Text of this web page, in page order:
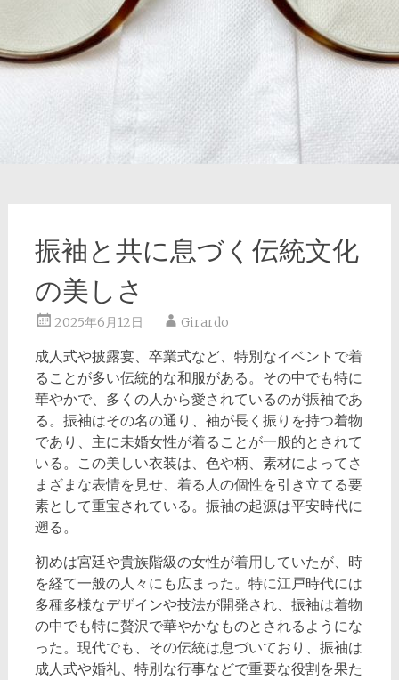
振袖と共に息づく伝統文化
の美しさ
2025年6月12日 Girardo
成人式や披露宴、卒業式など、特別なイベントで着
ることが多い伝統的な和服がある。 その中でも特に
華やかで、多くの人から愛されているのが振袖であ
る。振袖はその名の通り、袖が長く振りを持つ着物
であり、主に未婚女性が着ることが一般的とされて
いる。この美しい衣装は、色や柄、素材によってさ
まざまな表情を見せ、着る人の個性を引き立てる要
素として重宝されている。振袖の起源は平安時代に
遡る。
初めは宮廷や貴族階級の女性が着用していたが、時
を経て一般の人々にも広まった。特に江戸時代には
多種多様なデザインや技法が開発され、振袖は着物
の中でも特に贅沢で華やかなものとされるようにな
った。現代でも、その伝統は息づいており、振袖は
成人式や婚礼、特別な行事などで重要な役割を果た